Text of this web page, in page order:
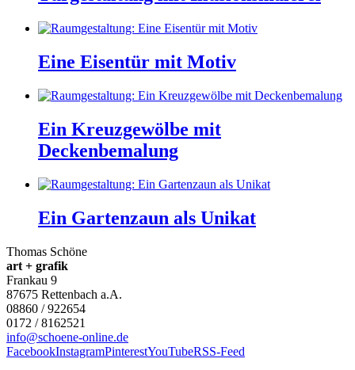
Eine Eisentür mit Motiv
Ein Kreuzgewölbe mit
Deckenbemalung
Ein Gartenzaun als Unikat
Thomas Schöne
art + grafik
Frankau 9
87675 Rettenbach a.A.
08860 / 922654
0172 / 8162521
info@schoene-online.de
FacebookInstagramPinterestYouTubeRSS-Feed